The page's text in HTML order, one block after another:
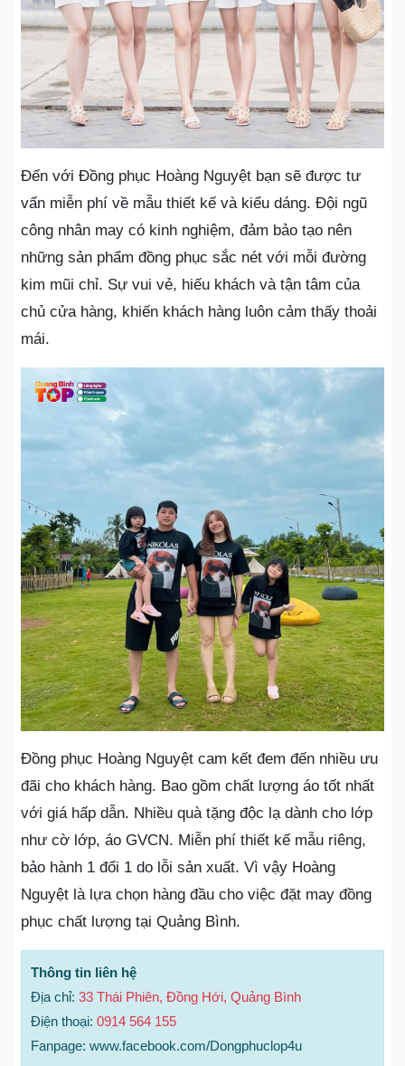
Đến với Đồng phục Hoàng Nguyệt bạn sẽ được tư
vấn miễn phí về mẫu thiết kế và kiểu dáng. Đội ngũ
công nhân may có kinh nghiệm, đảm bảo tạo nên
những sản phẩm đồng phục sắc nét với mỗi đường
kim mũi chỉ. Sự vui vẻ, hiếu khách và tận tâm của
chủ cửa hàng, khiến khách hàng luôn cảm thấy thoải
mái.
Đồng phục Hoàng Nguyệt cam kết đem đến nhiều ưu
đãi cho khách hàng. Bao gồm chất lượng áo tốt nhất
với giá hấp dẫn. Nhiều quà tặng độc lạ dành cho lớp
như cờ lớp, áo GVCN. Miễn phí thiết kế mẫu riêng,
bảo hành 1 đổi 1 do lỗi sản xuất. Vì vậy Hoàng
Nguyệt là lựa chọn hàng đầu cho việc đặt may đồng
phục chất lượng tại Quảng Bình.
Thông tin liên hệ
Địa chỉ: 33 Thái Phiên, Đồng Hới, Quảng Bình
Điện thoại: 0914 564 155
Fanpage: www.facebook.com/Dongphuclop4u